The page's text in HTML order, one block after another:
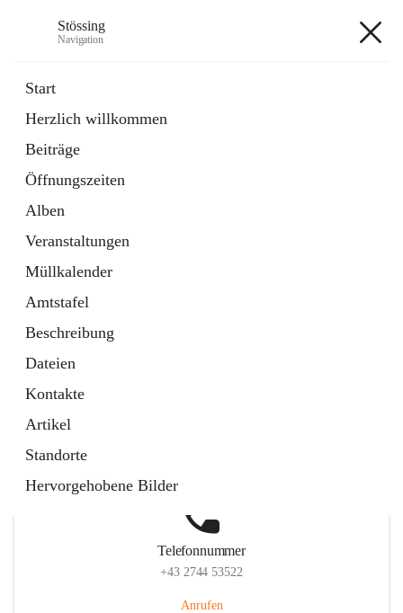
Stössing
Navigation
Start
Herzlich willkommen
Beiträge
Öffnungszeiten
Alben
Veranstaltungen
Müllkalender
Amtstafel
Beschreibung
Dateien
Kontakte
Artikel
Standorte
Hervorgehobene Bilder
Datei
in
Tab
Kindergarten
öffnet
in
neuem
Tab
Telefonnummer
+43 2744 53522
Anrufen